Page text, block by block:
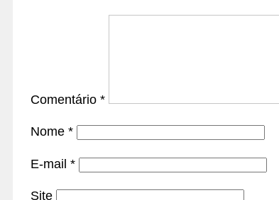
Comentário *
Nome *
E-mail *
Site